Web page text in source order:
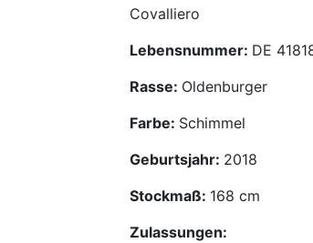
Covalliero
Lebensnummer: DE
Rasse: Oldenburger
Farbe: Schimmel
Geburtsjahr: 2018
Stockmaß: 168 cm
Zulassungen: